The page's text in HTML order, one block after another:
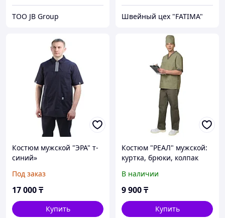
ТОО JB Group Швейный цех "FATIMA"
Костюм мужской "ЭРА" т-
синий»
Под заказ
17 000₸
Купить
Костюм "РЕАЛ" мужской:
куртка, брюки, колпак
В наличии
9 900₸
Купить